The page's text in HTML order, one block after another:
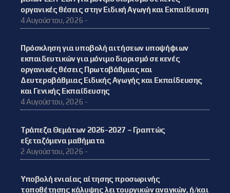
οργανικές θέσεις στην Ειδική Αγωγή και Εκπαίδευση
4 Αυγούστου, 2026 -
Πρόσκληση για υποβολή αιτήσεων υποψήφιων
εκπαιδευτικών για μόνιμο διορισμό σε κενές
οργανικές θέσεις Πρωτοβάθμιας και
Δευτεροβάθμιας Ειδικής Αγωγής και Εκπαίδευσης
και Γενικής Εκπαίδευσης
4 Αυγούστου, 2026 -
Τράπεζα Θεμάτων 2026-2027 – Γραπτώς
εξεταζόμενα μαθήματα
2 Αυγούστου, 2026 -
Υποβολή ενιαίας αίτησης προσωρινής
τοποθέτησης κάλυψης λειτουργικών αναγκών, ή/και